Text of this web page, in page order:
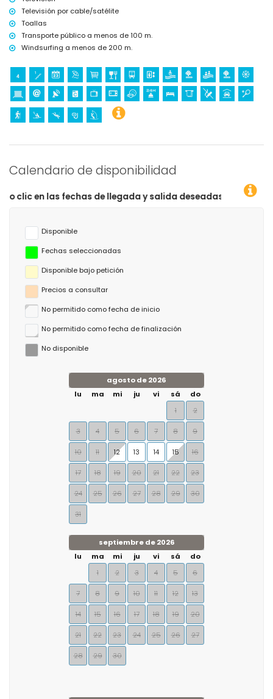
Televisión por cable/satélite
Toallas
Transporte público a menos de 100 m.
Windsurfing a menos de 200 m.
Calendario de disponibilidad
de llegada y salida deseadas!
Disponible
Fechas seleccionadas
Disponible bajo petición
Precios a consultar
No permitido como fecha de inicio
No permitido como fecha de finalización
No disponible
agosto de 2026
lu
ma mi ju vi sá
do
1
2
3 4 5 6 7 8 9
10 11 12 13 14 15 16
17 18 19 20 21 22 23
24 25 26 27 28 29 30
31
septiembre de 2026
lu
ma mi ju vi sá
do
1
2 3 4 5 6
7 8 9 10 11 12 13
14 15 16 17 18 19 20
21 22 23 24 25 26 27
28 29 30